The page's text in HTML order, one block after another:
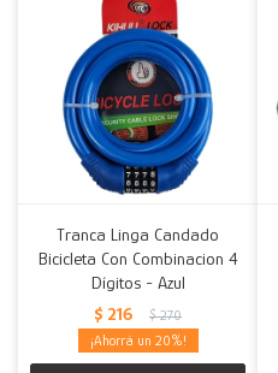
Tranca Linga Candado
Bicicleta Con Combinacion 4
Dígitos - Azul
$ 216 $ 270
20